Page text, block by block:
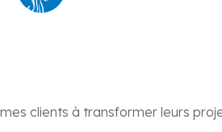
clients à transformer leurs